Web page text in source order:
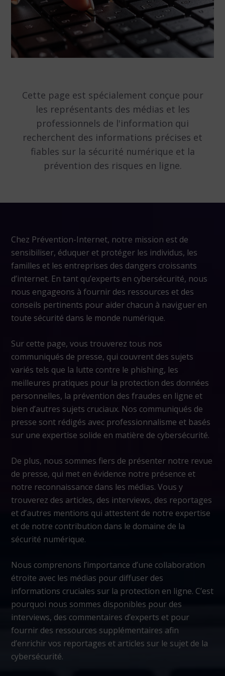
Cette page est spécialement conçue pour
les représentants des médias et les
professionnels de l'information qui
recherchent des informations précises et
fiables sur la sécurité numérique et la
prévention des risques en ligne.
Chez Prévention-Internet, notre mission est de
sensibiliser, éduquer et protéger les individus, les
familles et les entreprises des dangers croissants
d’internet. En tant qu’experts en cybersécurité, nous
nous engageons à fournir des ressources et des
conseils pertinents pour aider chacun à naviguer en
toute sécurité dans le monde numérique.
Sur cette page, vous trouverez tous nos
communiqués de presse, qui couvrent des sujets
variés tels que la lutte contre le phishing, les
meilleures pratiques pour la protection des données
personnelles, la prévention des fraudes en ligne et
bien d’autres sujets cruciaux. Nos communiqués de
presse sont rédigés avec professionnalisme et basés
sur une expertise solide en matière de cybersécurité.
De plus, nous sommes fiers de présenter notre revue
de presse, qui met en évidence notre présence et
notre reconnaissance dans les médias. Vous y
trouverez des articles, des interviews, des reportages
et d’autres mentions qui attestent de notre expertise
et de notre contribution dans le domaine de la
sécurité numérique.
Nous comprenons l’importance d’une collaboration
étroite avec les médias pour diffuser des
informations cruciales sur la protection en ligne. C’est
pourquoi nous sommes disponibles pour des
interviews, des commentaires d’experts et pour
fournir des ressources supplémentaires afin
d’enrichir vos reportages et articles sur le sujet de la
cybersécurité.